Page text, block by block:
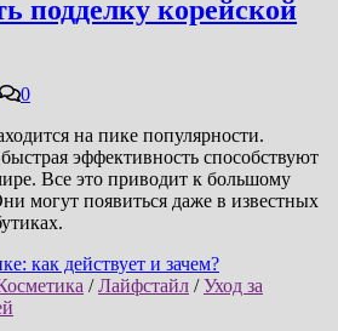
подделку корейской
0
на пике популярности.
эффективность способствуют
Все это приводит к большому
могут появиться даже в известных
/Лайфстайл /Уход за